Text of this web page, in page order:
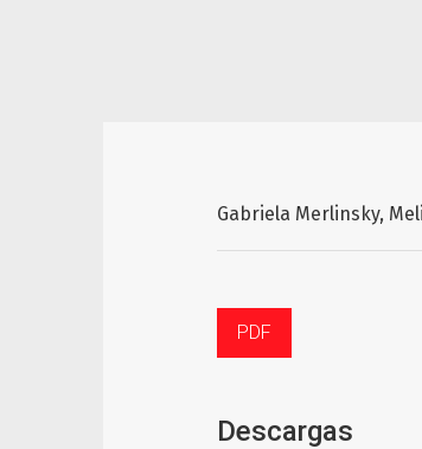
Gabriela Merlinsky
PDF
Descargas